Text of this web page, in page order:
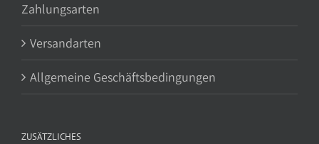
Zahlungsarten
Versandarten
Allgemeine Geschäftsbedingungen
ZUSÄTZLICHES